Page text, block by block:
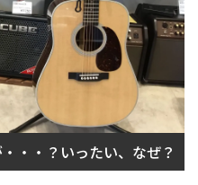
・・？いったい、なぜ？